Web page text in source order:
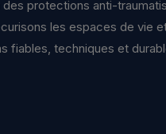
protections anti-
les espaces de vie
fiables, techniques et